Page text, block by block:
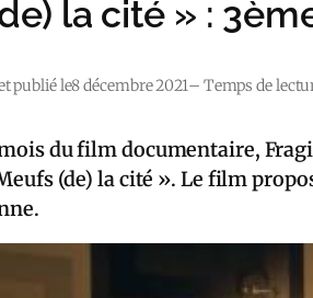
la cité » :
publié le8 décembre 2021– Temps de
du film documentaire,
(de) la cité ». Le film